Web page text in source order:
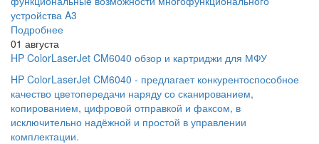
устройства A3
Подробнее
01 августа
HP ColorLaserJet CM6040 обзор и картриджи для МФУ
HP ColorLaserJet CM6040 - предлагает конкурентоспособное
качество цветопередачи наряду со сканированием,
копированием, цифровой отправкой и факсом, в
исключительно надёжной и простой в управлении
комплектации.